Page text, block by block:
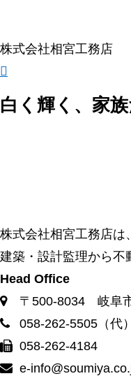
株式会社相宮工務店
白く輝く、家
株式会社相宮工務店は、
建築・設計監理から不
Head Office
〒500-8034 岐阜
058-262-5505（代）
058-262-4184
e-